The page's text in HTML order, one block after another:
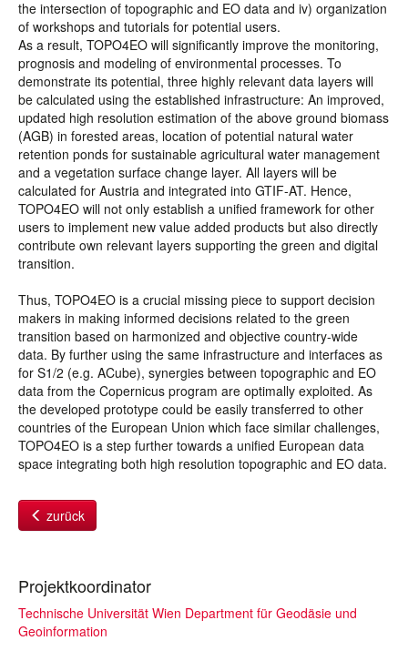
the intersection of topographic and EO data and iv) organization
of workshops and tutorials for potential users.
As a result, TOPO4EO will significantly improve the monitoring,
prognosis and modeling of environmental processes. To
demonstrate its potential, three highly relevant data layers will
be calculated using the established infrastructure: An improved,
updated high resolution estimation of the above ground biomass
(AGB) in forested areas, location of potential natural water
retention ponds for sustainable agricultural water management
and a vegetation surface change layer. All layers will be
calculated for Austria and integrated into GTIF-AT. Hence,
TOPO4EO will not only establish a unified framework for other
users to implement new value added products but also directly
contribute own relevant layers supporting the green and digital
transition.
Thus, TOPO4EO is a crucial missing piece to support decision
makers in making informed decisions related to the green
transition based on harmonized and objective country-wide
data. By further using the same infrastructure and interfaces as
for S1/2 (e.g. ACube), synergies between topographic and EO
data from the Copernicus program are optimally exploited. As
the developed prototype could be easily transferred to other
countries of the European Union which face similar challenges,
TOPO4EO is a step further towards a unified European data
space integrating both high resolution topographic and EO data.
zurück
Projektkoordinator
Technische Universität Wien Department für Geodäsie und
Geoinformation